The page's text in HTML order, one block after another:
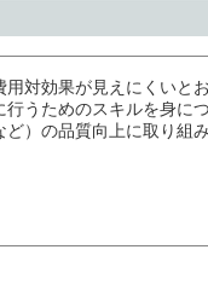
用対効果が見えにくいと
行うためのスキルを身に
ど）の品質向上に取り組